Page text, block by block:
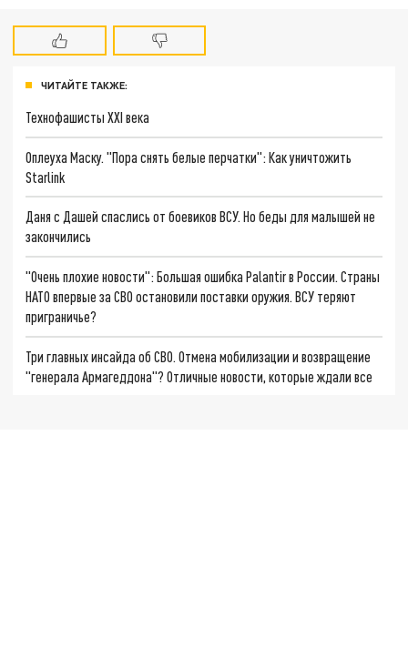
ЧИТАЙТЕ ТАКЖЕ:
Технофашисты XXI века
Оплеуха Маску. "Пора снять белые перчатки": Как уничтожить
Starlink
Даня с Дашей спаслись от боевиков ВСУ. Но беды для малышей не
закончились
"Очень плохие новости": Большая ошибка Palantir в России. Страны
НАТО впервые за СВО остановили поставки оружия. ВСУ теряют
приграничье?
Три главных инсайда об СВО. Отмена мобилизации и возвращение
"генерала Армагеддона"? Отличные новости, которые ждали все